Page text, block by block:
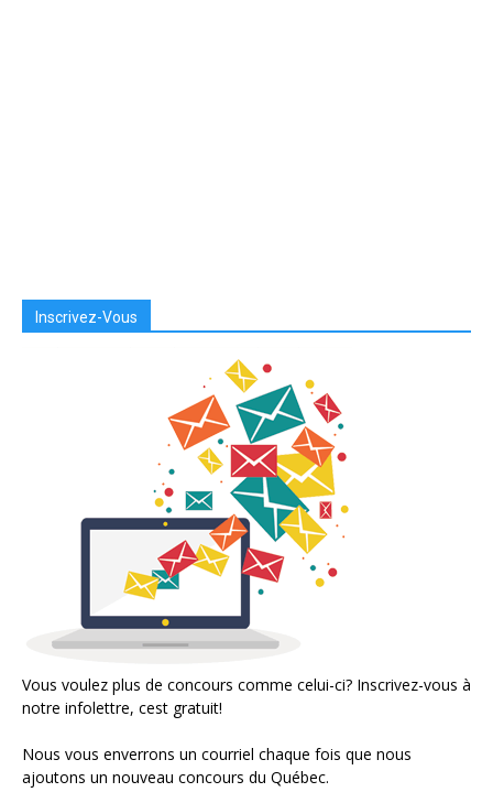
Inscrivez-Vous
Vous voulez plus de concours comme celui-ci? Inscrivez-vous à
notre infolettre, cest gratuit!
Nous vous enverrons un courriel chaque fois que nous
ajoutons un nouveau concours du Québec.